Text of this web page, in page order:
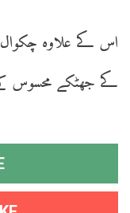
اس کے علاوہ
کے جھٹکے محسوس